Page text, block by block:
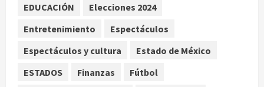
institucional en Brasil, Guinea
Ecuatorial, Angola y EE.UU.
Investiga Cofepris posible vínculo
EDUCACIÓN
Elecciones 2024
Entretenimiento
Espectáculos
Espectáculos y cultura
Estado de México
ESTADOS
Finanzas
Fútbol